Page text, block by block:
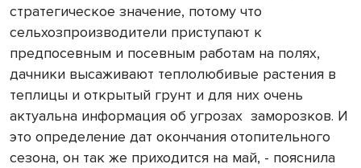
стратегическое значение, потому что
сельхозпроизводители приступают к
предпосевным и посевным работам на полях,
дачники высаживают теплолюбивые растения в
теплицы и открытый грунт и для них очень
актуальна информация об угрозах заморозков. И
это определение дат окончания отопительного
сезона, он так же приходится на май, - пояснила